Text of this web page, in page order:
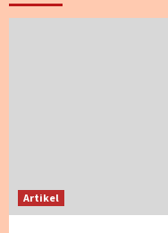
Artikel